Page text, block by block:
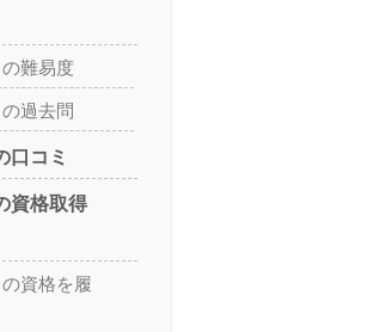
難易度
過去問
口コミ
資格取得
資格を履